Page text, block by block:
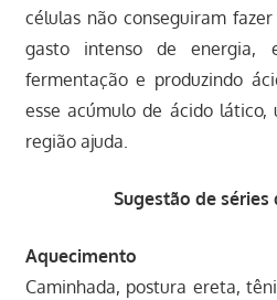
células não conseguiram
gasto intenso de energia,
fermentação e produzindo
esse acúmulo de ácido lático,
região ajuda.
Sugestão de séries
Aquecimento
Caminhada, postura ereta,